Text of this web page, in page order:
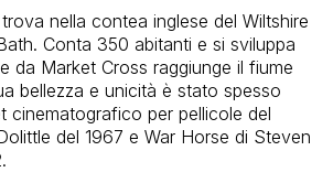
nella contea inglese del Wiltshire
Conta 350 abitanti e si sviluppa
da Market Cross raggiunge il fiume
bellezza e unicità è stato spesso
cinematografico per pellicole del
del 1967 e War Horse di Steven